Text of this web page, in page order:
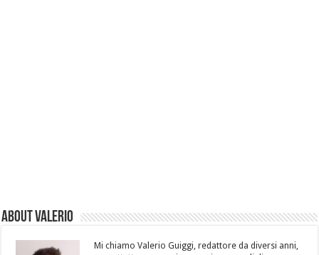
About Valerio
Mi chiamo Valerio Guiggi, redattore da diversi anni,